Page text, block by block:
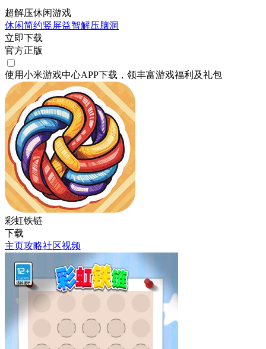
超解压休闲游戏
休闲简约竖屏益智解压脑洞
立即下载
官方正版
使用小米游戏中心APP下载 ，领丰富游戏福利 及礼包
彩虹铁链
下载
主页攻略社区视频